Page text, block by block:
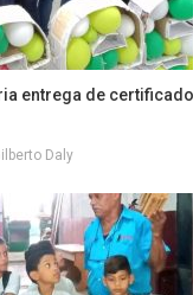
entrega de
Daly